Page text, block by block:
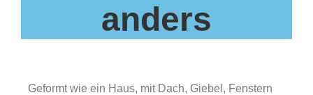
Serviceanders
Geformt wie ein Haus, mit Dach, Giebel, Fenstern